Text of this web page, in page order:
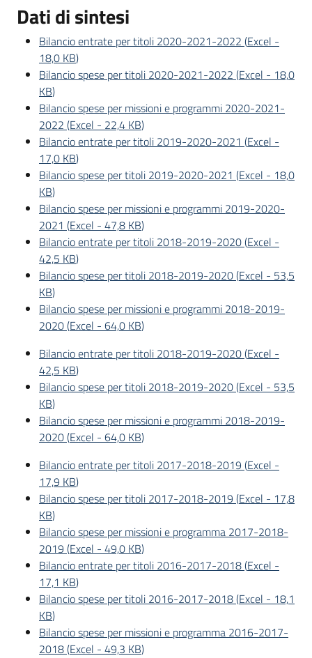
Dati di sintesi
Bilancio entrate per titoli 2020-2021-2022 (Excel -
18,0 KB)
Bilancio spese per titoli 2020-2021-2022 (Excel - 18,0
KB)
Bilancio spese per missioni e programmi 2020-2021-
2022 (Excel - 22,4 KB)
Bilancio entrate per titoli 2019-2020-2021 (Excel -
17,0 KB)
Bilancio spese per titoli 2019-2020-2021 (Excel - 18,0
KB)
Bilancio spese per missioni e programmi 2019-2020-
2021 (Excel - 47,8 KB)
Bilancio entrate per titoli 2018-2019-2020(Excel -
42,5 KB)
Bilancio spese per titoli 2018-2019-2020(Excel - 53,5
KB)
Bilancio spese per missioni e programmi 2018-2019-
2020(Excel - 64,0 KB)
Bilancio entrate per titoli 2018-2019-2020(Excel -
42,5 KB)
Bilancio spese per titoli 2018-2019-2020(Excel - 53,5
KB)
Bilancio spese per missioni e programmi 2018-2019-
2020(Excel - 64,0 KB)
Bilancio entrate per titoli 2017-2018-2019 (Excel -
17,9 KB)
Bilancio spese per titoli 2017-2018-2019 (Excel - 17,8
KB)
Bilancio spese per missioni e programma 2017-2018-
2019 (Excel - 49,0 KB)
Bilancio entrate per titoli 2016-2017-2018(Excel -
17,1 KB)
Bilancio spese per titoli 2016-2017-2018(Excel - 18,1
KB)
Bilancio spese per missioni e programma 2016-2017-
2018(Excel - 49,3 KB)